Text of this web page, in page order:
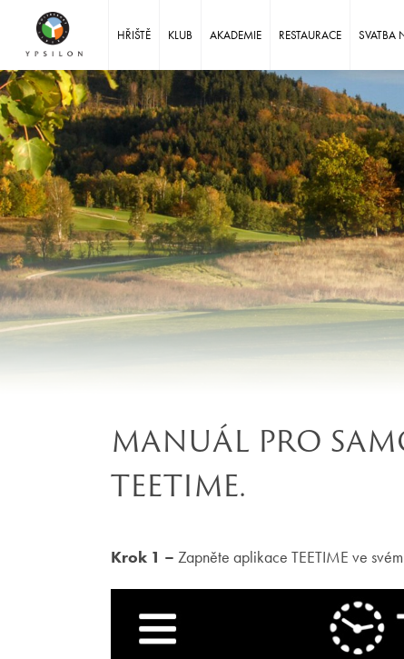
HŘIŠTĚ KLUB AKADEMIE RESTAURACE SVATBA
MANUÁL PRO
TEETIME.
Krok 1 – Zapněte aplikace TEETIME ve